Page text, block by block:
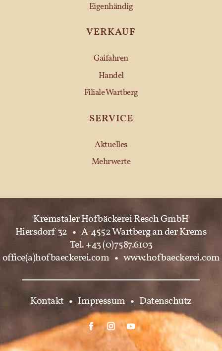
Eigenhändig
VERKAUF
Gaifahren
Handel
Filiale Wartberg
SERVICE
Aktuelles
Mehrwerte
Kremstaler Hofbäckerei Resch GmbH
Hiersdorf 32 • A-4552 Wartberg an der Krems
Tel. +43 (0)7587.6103
office(a)hofbaeckerei.com • www.hofbaeckerei.com
Kontakt • Impressum • Datenschutz